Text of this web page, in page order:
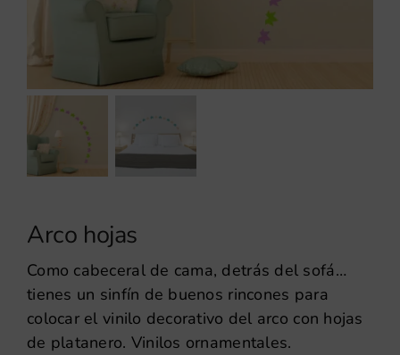
Arco hojas
Como cabeceral de cama, detrás del sofá…
tienes un sinfín de buenos rincones para
colocar el vinilo decorativo del arco con hojas
de platanero. Vinilos ornamentales.